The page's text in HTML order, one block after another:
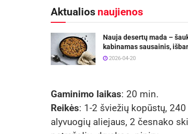
Aktualios naujienos
Nauja desertų mada –
kabinamas sausainis,
2026-04-20
Gaminimo laikas: 20 min.
Reikės: 1-2 šviežių kopūstų,
alyvuogių aliejaus, 2 česnako